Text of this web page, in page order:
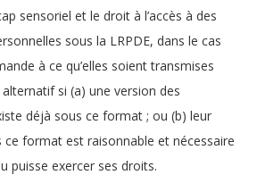
sensoriel et le droit à l’accès à des
sous la LRPDE, dans le cas
à ce qu’elles soient transmises
si (a) une version des
déjà sous ce format ; ou (b) leur
ce format est raisonnable et nécessaire
puisse exercer ses droits.